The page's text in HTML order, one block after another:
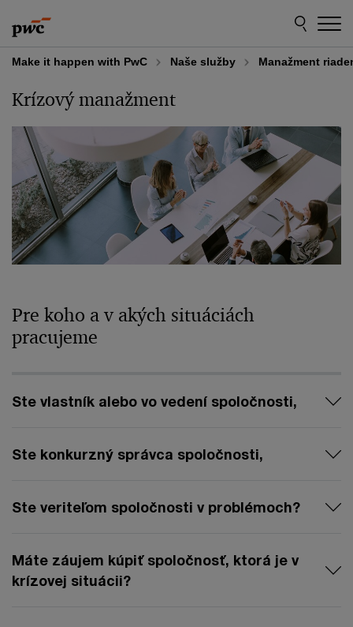
to
content
to
footer
Make it happen with PwC Naše služby Manažment
Krízový manažment
Pre koho a v akých situáciách
pracujeme
Ste vlastník alebo vo vedení spoločnosti,
Ste konkurzný správca spoločnosti,
Ste veriteľom spoločnosti v problémoch?
Máte záujem kúpiť spoločnosť, ktorá je v
krízovej situácii?